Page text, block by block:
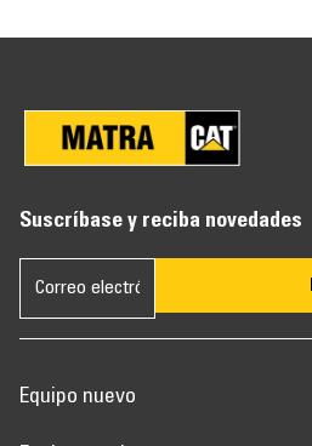
Suscríbase y reciba novedades
Equipo nuevo